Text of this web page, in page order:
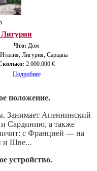
Что: Дом
Италия, Лигурия, Сарцана
2.000.000 €
Подробнее
положение.
Занимает Апеннинский
Сардинию, а также
с Францией — на
и Шве...
устройство.